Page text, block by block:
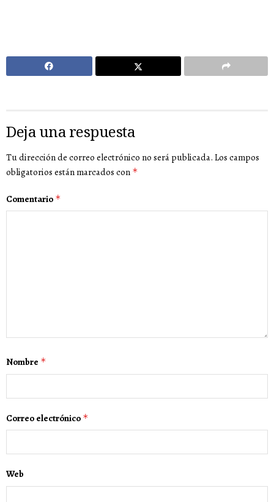
Deja una respuesta
Tu dirección de correo electrónico no será publicada. Los campos
obligatorios están marcados con *
Comentario *
Nombre *
Correo electrónico *
Web